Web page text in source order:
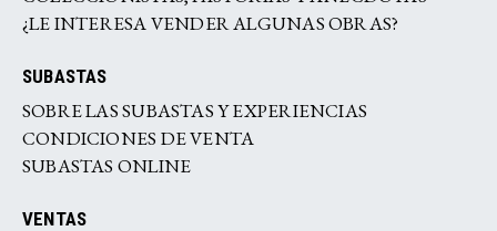
¿LE INTERESA VENDER ALGUNAS OBRAS?
SUBASTAS
SOBRE LAS SUBASTAS Y EXPERIENCIAS
CONDICIONES DE VENTA
SUBASTAS ONLINE
VENTAS